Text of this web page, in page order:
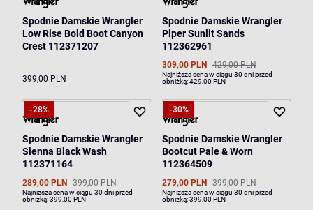
Spodnie Damskie Wrangler
Low Rise Bold Boot Canyon
Crest 112371207
399,00 PLN
Spodnie Damskie Wrangler
Piper Sunlit Sands
112362961
309,00 PLN 429,00 PLN
Najniższa cena w ciągu 30 dni przed
obniżką:429,00 PLN
-28%
Spodnie Damskie Wrangler
Sienna Black Wash
112371164
289,00 PLN 399,00 PLN
Najniższa cena w ciągu 30 dni przed
obniżką:399,00 PLN
-30%
Spodnie Damskie Wrangler
Bootcut Pale & Worn
112364509
279,00 PLN 399,00 PLN
Najniższa cena w ciągu 30 dni przed
obniżką:399,00 PLN